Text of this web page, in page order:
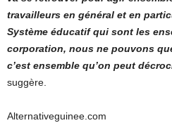
travailleurs en général et en
Système éducatif qui sont les
corporation, nous ne pouvons
c’est ensemble qu’on peut
suggère.
Alternativeguinee.com